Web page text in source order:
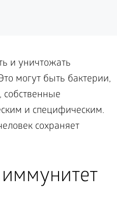
и уничтожать
могут быть бактерии,
и специфическим.
сохраняет